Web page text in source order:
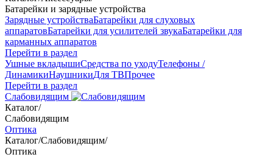
Батарейки и зарядные устройства
Зарядные устройстваБатарейки для слуховых
аппаратовБатарейки для усилителей звукаБатарейки для
карманных аппаратов
Перейти в раздел
Ушные вкладышиСредства по уходуТелефоны /
ДинамикиНаушникиДля ТВПрочее
Перейти в раздел
Слабовидящим
Каталог/
Слабовидящим
Оптика
Каталог/Слабовидящим/
Оптика